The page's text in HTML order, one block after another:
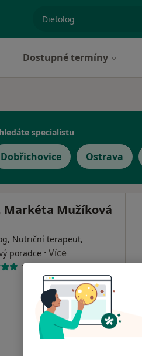
Dostupné termíny
specialistu
Dobřichovice Ostrava
Markéta Mužíková
Nutriční terapeut,
poradce · Více
14 názorů
1 490 Kč